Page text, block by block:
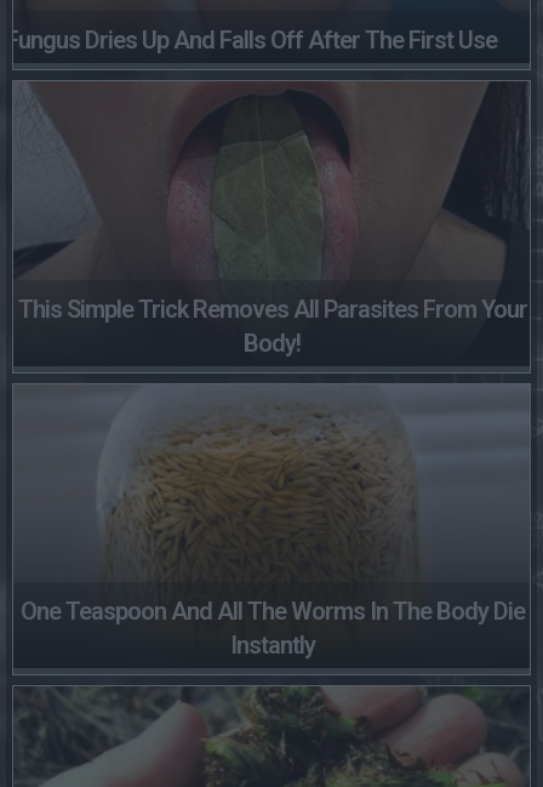
Fungus Dries Up And Falls Off After The First Use
This Simple Trick Removes All Parasites From Your
Body!
One Teaspoon And All The Worms In The Body Die
Instantly